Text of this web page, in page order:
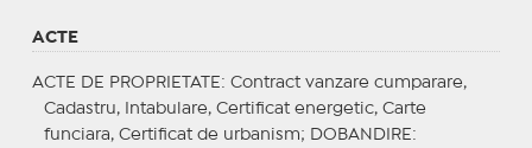
ACTE
ACTE DE PROPRIETATE : Contract vanzare cumparare,
Cadastru, Intabulare, Certificat energetic, Carte
funciara, Certificat de urbanism;
DOBANDIRE :